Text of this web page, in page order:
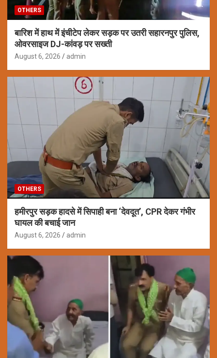
OTHERS
बारिश में हाथ में इंचीटेप लेकर सड़क पर उतरी सहारनपुर पुलिस,
ओवरसाइज DJ-कांवड़ पर सख्ती
August 6, 2026 admin
OTHERS
हमीरपुर सड़क हादसे में सिपाही बना ‘देवदूत’, CPR देकर गंभीर
घायल की बचाई जान
August 6, 2026 admin